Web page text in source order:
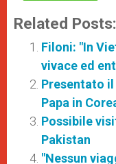
Related Posts:
Filoni: "In
vivace ed
Presentato
Papa in
Possibile
Pakistan
"Nessun